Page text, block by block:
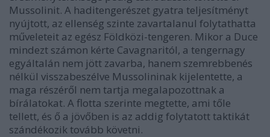
Mussolinit. A haditengerészet gyatra teljesítményt
nyújtott, az ellenség szinte zavartalanul folytathatta
műveleteit az egész Földközi-tengeren. Mikor a Duce
mindezt számon kérte Cavagnaritól, a tengernagy
egyáltalán nem jött zavarba, hanem szemrebbenés
nélkül visszabeszélve Mussolininak kijelentette, a
maga részéről nem tartja megalapozottnak a
bírálatokat. A flotta szerinte megtette, ami tőle
tellett, és ő a jövőben is az addig folytatott taktikát
szándékozik tovább követni.